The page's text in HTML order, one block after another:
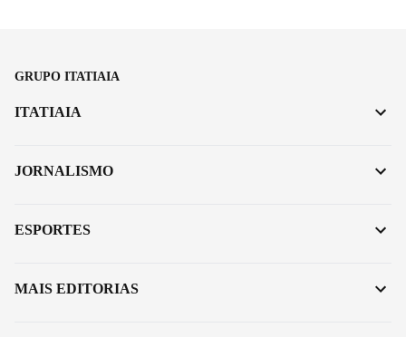
GRUPO ITATIAIA
ITATIAIA
JORNALISMO
ESPORTES
MAIS EDITORIAS